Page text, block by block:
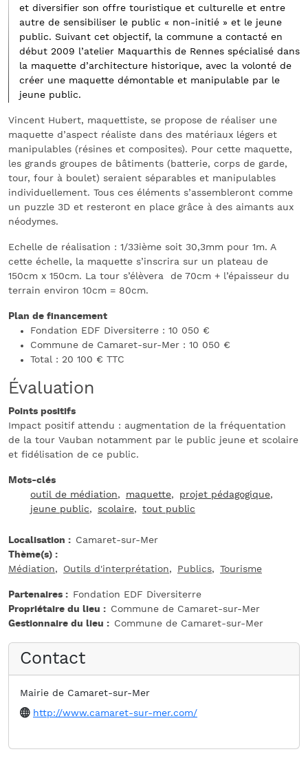
et diversifier son offre touristique et culturelle et entre
autre de sensibiliser le public « non-initié » et le jeune
public. Suivant cet objectif, la commune a contacté en
début 2009 l’atelier Maquarthis de Rennes spécialisé dans
la maquette d’architecture historique, avec la volonté de
créer une maquette démontable et manipulable par le
jeune public.
Vincent Hubert, maquettiste, se propose de réaliser une
maquette d’aspect réaliste dans des matériaux légers et
manipulables (résines et composites). Pour cette maquette,
les grands groupes de bâtiments (batterie, corps de garde,
tour, four à boulet) seraient séparables et manipulables
individuellement. Tous ces éléments s’assembleront comme
un puzzle 3D et resteront en place grâce à des aimants aux
néodymes.
Echelle de réalisation : 1/33ième soit 30,3mm pour 1m. A
cette échelle, la maquette s’inscrira sur un plateau de
150cm x 150cm. La tour s’élèvera de 70cm + l’épaisseur du
terrain environ 10cm = 80cm.
Plan de financement
Fondation EDF Diversiterre : 10 050 €
Commune de Camaret-sur-Mer : 10 050 €
Total : 20 100 € TTC
Évaluation
Points positifs
Impact positif attendu : augmentation de la fréquentation
de la tour Vauban notamment par le public jeune et scolaire
et fidélisation de ce public.
Mots-clés
outil de médiation
maquette
projet pédagogique
jeune public
scolaire tout public
Localisation
Camaret-sur-Mer
Thème(s)
Médiation
Outils d'interprétation Publics Tourisme
Partenaires
Fondation EDF Diversiterre
Propriétaire du lieu
Commune de Camaret-sur-Mer
Gestionnaire du lieu
Commune de Camaret-sur-Mer
Contact
Mairie de Camaret-sur-Mer
Website
http://www.camaret-sur-mer.com/